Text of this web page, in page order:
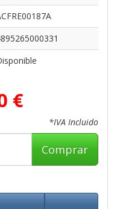
€
*IVA Incluido
Comprar